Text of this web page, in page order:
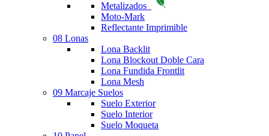
Metalizados
Moto-Mark
Reflectante Imprimible
08 Lonas
Lona Backlit
Lona Blockout Doble Cara
Lona Fundida Frontlit
Lona Mesh
09 Marcaje Suelos
Suelo Exterior
Suelo Interior
Suelo Moqueta